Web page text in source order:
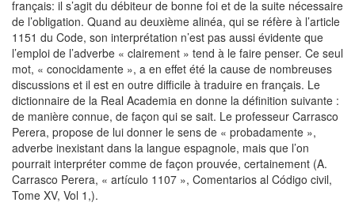
français: il s’agit du débiteur de bonne foi et de la suite nécessaire
de l’obligation. Quand au deuxième alinéa, qui se réfère à l’article
1151 du Code, son interprétation n’est pas aussi évidente que
l’emploi de l’adverbe « clairement » tend à le faire penser. Ce seul
mot, « conocidamente », a en effet été la cause de nombreuses
discussions et il est en outre difficile à traduire en français. Le
dictionnaire de la Real Academia en donne la définition suivante :
de manière connue, de façon qui se sait. Le professeur Carrasco
Perera, propose de lui donner le sens de « probadamente »,
adverbe inexistant dans la langue espagnole, mais que l’on
pourrait interpréter comme de façon prouvée, certainement (A.
Carrasco Perera, « artículo 1107 », Comentarios al Código civil,
Tome XV, Vol 1,).